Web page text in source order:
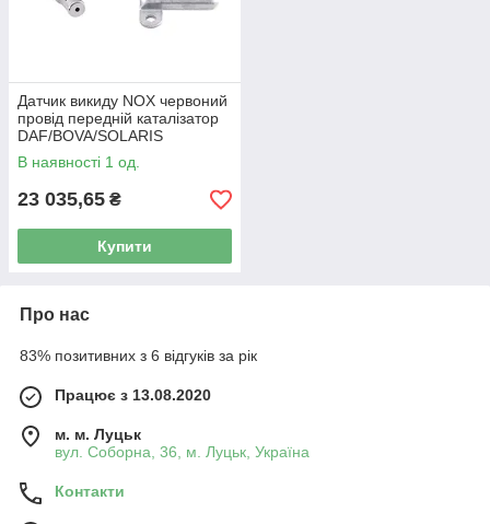
Датчик викиду NOX червоний
провід передній каталізатор
DAF/BOVA/SOLARIS
В наявності 1 од.
23 035,65 ₴
Купити
Про нас
83% позитивних з 6 відгуків за рік
Працює з 13.08.2020
м. м. Луцьк
вул. Соборна, 36, м. Луцьк, Україна
Контакти